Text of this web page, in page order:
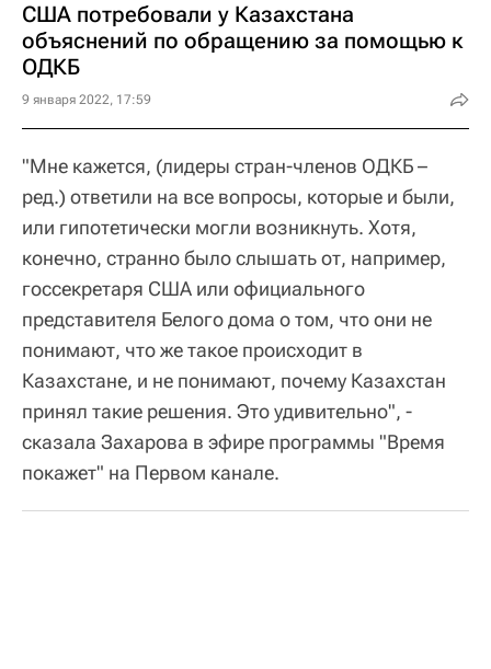
США потребовали у Казахстана
объяснений по обращению за помощью к
ОДКБ
9 января 2022, 17:59
"Мне кажется, (лидеры стран-членов ОДКБ –
ред.) ответили на все вопросы, которые и были,
или гипотетически могли возникнуть. Хотя,
конечно, странно было слышать от, например,
госсекретаря США или официального
представителя Белого дома о том, что они не
понимают, что же такое происходит в
Казахстане, и не понимают, почему Казахстан
принял такие решения. Это удивительно", -
сказала Захарова в эфире программы "Время
покажет" на Первом канале.